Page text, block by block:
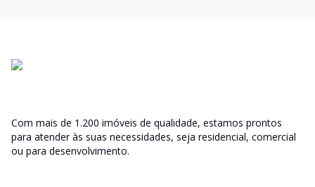
Com mais de 1.200 imóveis de qualidade, estamos prontos
para atender às suas necessidades, seja residencial, comercial
ou para desenvolvimento.